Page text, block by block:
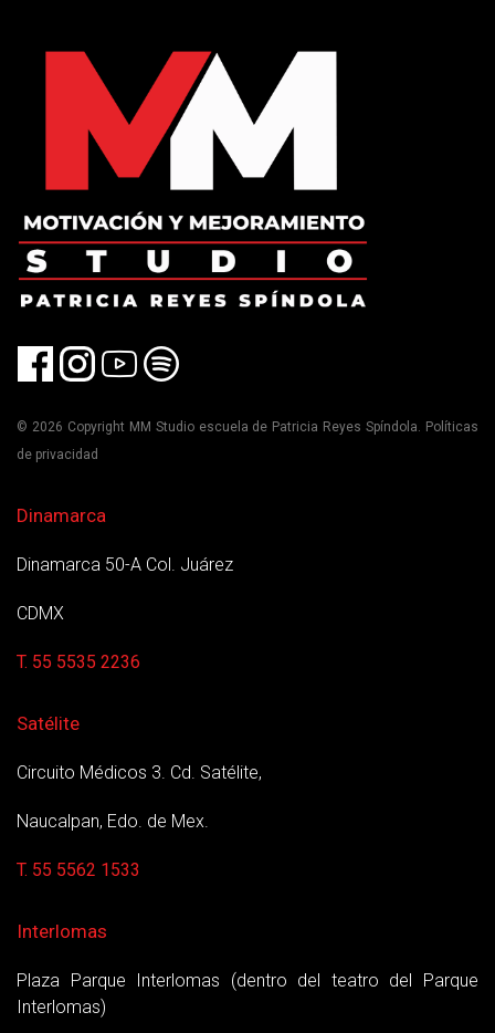
© 2026 Copyright MM Studio escuela de Patricia Reyes Spíndola. Políticas
de privacidad
Dinamarca
Dinamarca 50-A Col. Juárez
CDMX
T. 55 5535 2236
Satélite
Circuito Médicos 3. Cd. Satélite,
Naucalpan, Edo. de Mex.
T. 55 5562 1533
Interlomas
Plaza Parque Interlomas (dentro del teatro del Parque
Interlomas)